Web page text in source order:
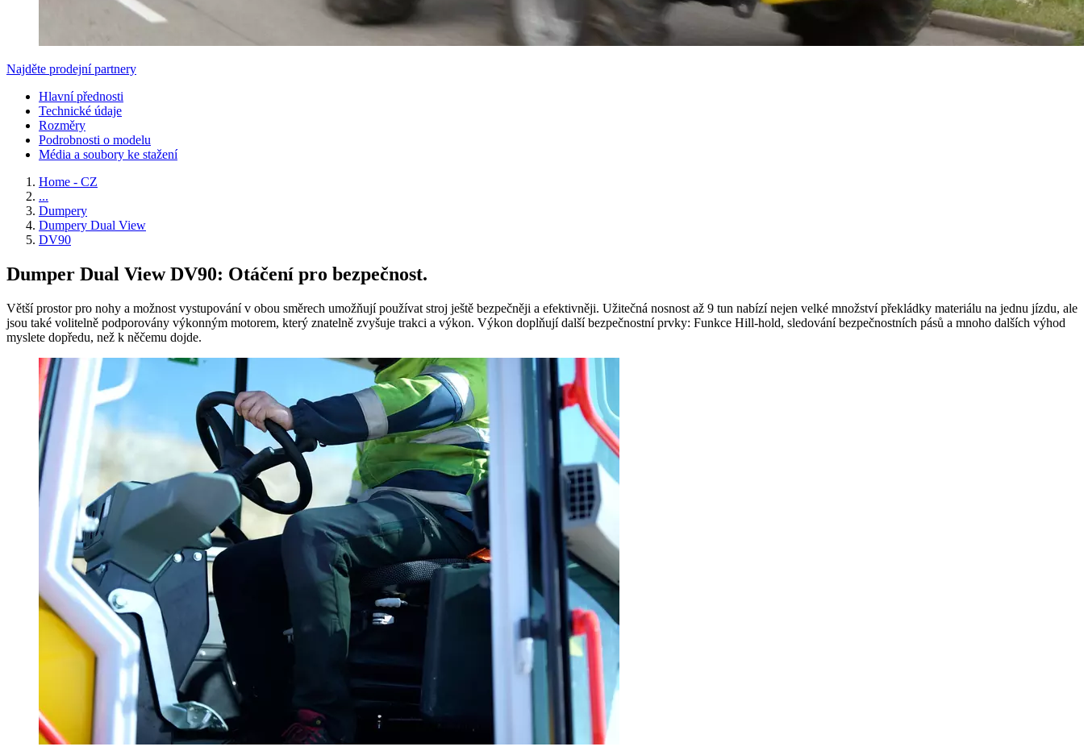
Najděte prodejní partnery
Hlavní přednosti
Technické údaje
Rozměry
Podrobnosti o modelu
Média a soubory ke stažení
Home - CZ
...
Dumpery
Dumpery Dual View
DV90
Dumper Dual View DV90: Otáčení pro bezpečnost.
Větší prostor pro nohy a možnost vystupování v obou směrech umožňují používat stroj ještě bezpečněji a efektivněji. Užitečná nosnost až 9 tun nabízí nejen velké množství překládky materiálu na jednu jízdu, ale
jsou také volitelně podporovány výkonným motorem, který znatelně zvyšuje trakci a výkon. Výkon doplňují další bezpečnostní prvky: Funkce Hill-hold, sledování bezpečnostních pásů a mnoho dalších výhod
myslete dopředu, než k něčemu dojde.